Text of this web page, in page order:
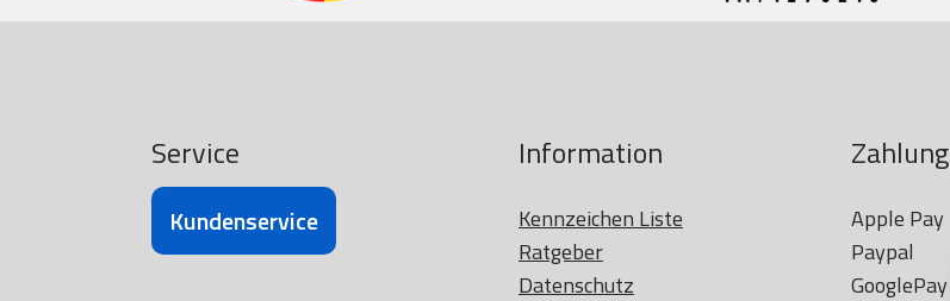
Service
Kundenservice
Information
Kennzeichen Liste
Ratgeber
Datenschutz
Zahlung
Apple Pay
Paypal
GooglePay